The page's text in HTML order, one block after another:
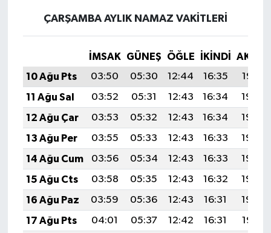
ÇARŞAMBA AYLIK NAMAZ VAKITLERI
İMSAK GÜNEŞ ÖĞLE İKINDI
10 Ağu Pts
03:50 05:30 12:44 16:35
19:47
11 Ağu Sal
03:52 05:31 12:43 16:34
19:46
12 Ağu Çar
03:53 05:32 12:43 16:34
19:44
13 Ağu Per
03:55 05:33 12:43 16:33
19:43
14 Ağu Cum
03:56 05:34 12:43 16:33
19:42
15 Ağu Cts
03:58 05:35 12:43 16:32
19:40
16 Ağu Paz
03:59 05:36 12:43 16:31
19:39
17 Ağu Pts
04:01 05:37 12:42 16:31
19:37